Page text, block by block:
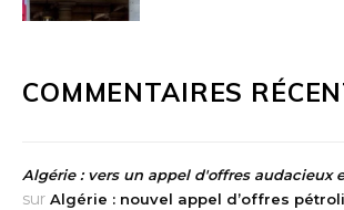
COMMENTAIRES
Algérie : vers un appel d'offres audacieux
sur Algérie : nouvel appel d’offres